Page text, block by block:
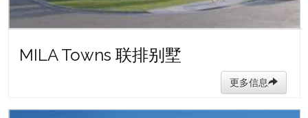
MILA Towns 联排别墅
更多信息